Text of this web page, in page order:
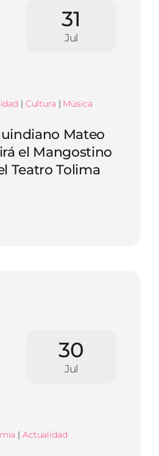
31
Jul
| Cultura | Música
Mateo
el Mangostino
Teatro Tolima
30
Jul
| Actualidad